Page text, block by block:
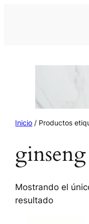
Inicio / Productos
Mostrando el
resultado